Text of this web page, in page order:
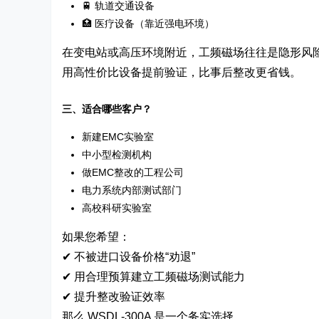
🚆 轨道交通设备
🏥 医疗设备（靠近强电环境）
在变电站或高压环境附近，工频磁场往往是隐形风
用高性价比设备提前验证，比事后整改更省钱。
三、适合哪些客户？
新建EMC实验室
中小型检测机构
做EMC整改的工程公司
电力系统内部测试部门
高校科研实验室
如果您希望：
✔ 不被进口设备价格“劝退”
✔ 用合理预算建立工频磁场测试能力
✔ 提升整改验证效率
那么 WSDL-300A 是一个务实选择。